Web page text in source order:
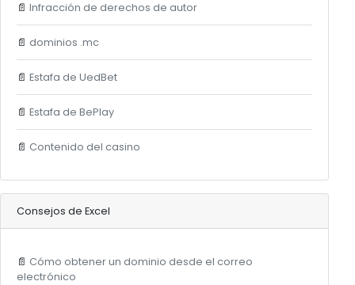
📄 Infracción de derechos de autor
📄 dominios .mc
📄 Estafa de UedBet
📄 Estafa de BePlay
📄 Contenido del casino
Consejos de Excel
📄 Cómo obtener un dominio desde el correo
electrónico